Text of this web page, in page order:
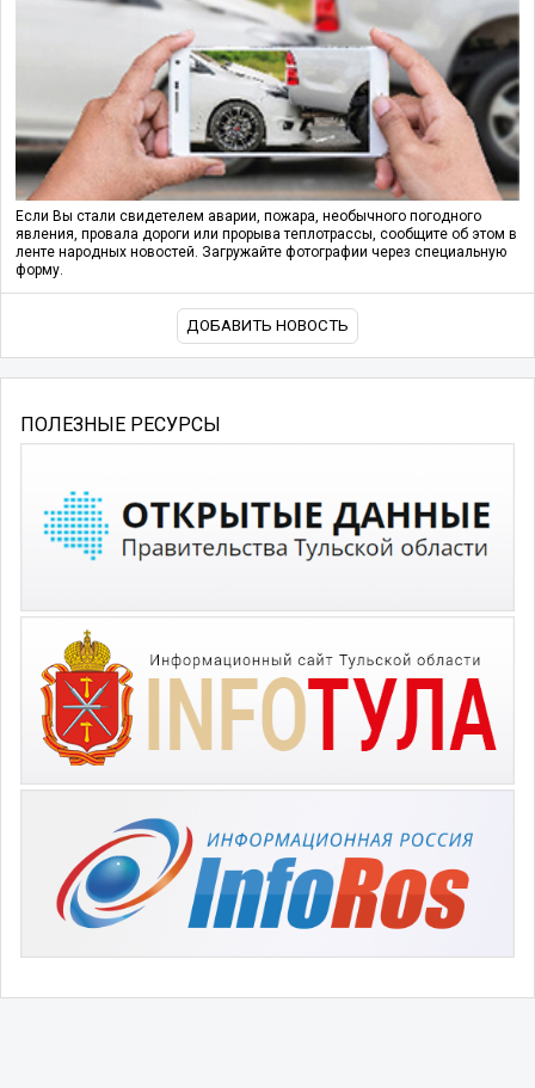
Если Вы стали свидетелем аварии, пожара, необычного погодного
явления, провала дороги или прорыва теплотрассы, сообщите об этом в
ленте народных новостей. Загружайте фотографии через специальную
форму.
ДОБАВИТЬ НОВОСТЬ
ПОЛЕЗНЫЕ РЕСУРСЫ